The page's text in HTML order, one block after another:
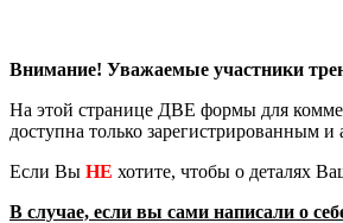
Внимание! Уважаемые участники
На этой странице ДВЕ формы для
доступна только зарегистрированным
Если Вы НЕ хотите, чтобы о деталях
В случае, если вы сами написали о